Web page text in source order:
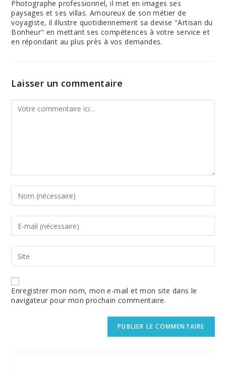
Photographe professionnel, il met en images ses
paysages et ses villas. Amoureux de son métier de
voyagiste, il illustre quotidiennement sa devise "Artisan du
Bonheur" en mettant ses compétences à votre service et
en répondant au plus près à vos demandes.
Laisser un commentaire
Comment
your
or
username
to
comment
your
address
to
comment
your
URL
(optional)
Enregistrer mon nom, mon e-mail et mon site dans le
navigateur pour mon prochain commentaire.